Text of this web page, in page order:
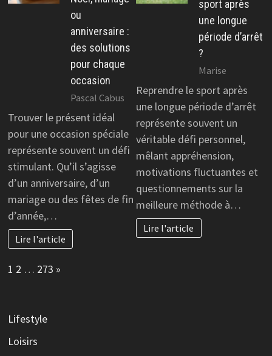
ou
anniversaire :
des solutions
pour chaque
occasion
Pascal Cabus
Trouver le présent idéal
pour une occasion spéciale
représente souvent un défi
stimulant. Qu’il s’agisse
d’un anniversaire, d’un
mariage ou des fêtes de fin
d’année,…
Lire l'article
sport après
une longue
période d’arrêt
?
Marise
Reprendre le sport après
une longue période d’arrêt
représente souvent un
véritable défi personnel,
mêlant appréhension,
motivations fluctuantes et
questionnements sur la
meilleure méthode à…
Lire l'article
Page:
1 2 … 273 Next
»
Lifestyle
Loisirs